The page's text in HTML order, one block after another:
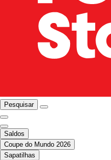
Pesquisar
Saldos
Coupe do Mundo 2026
Sapatilhas